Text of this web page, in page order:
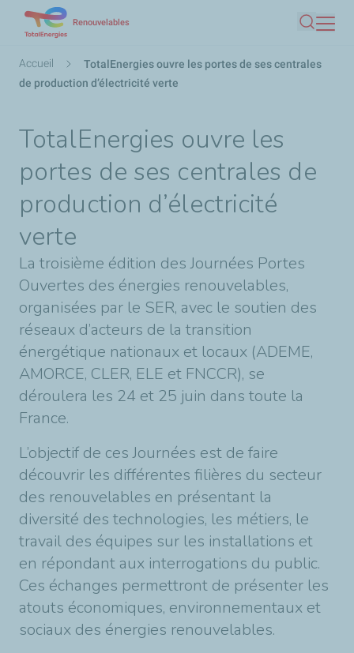
contenu
principal
Renouvelables
Fil
d'Ariane
Accueil
TotalEnergies ouvre les portes de ses centrales
de production d’électricité verte
TotalEnergies ouvre les
portes de ses centrales de
production d’électricité
verte
La troisième édition des Journées Portes
Ouvertes des énergies renouvelables,
organisées par le SER, avec le soutien des
réseaux d’acteurs de la transition
énergétique nationaux et locaux (ADEME,
AMORCE, CLER, ELE et FNCCR), se
déroulera les 24 et 25 juin dans toute la
France.
L’objectif de ces Journées est de faire
découvrir les différentes filières du secteur
des renouvelables en présentant la
diversité des technologies, les métiers, le
travail des équipes sur les installations et
en répondant aux interrogations du public.
Ces échanges permettront de présenter les
atouts économiques, environnementaux et
sociaux des énergies renouvelables.